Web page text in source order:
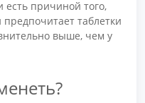
причиной того,
таблетки
выше, чем у